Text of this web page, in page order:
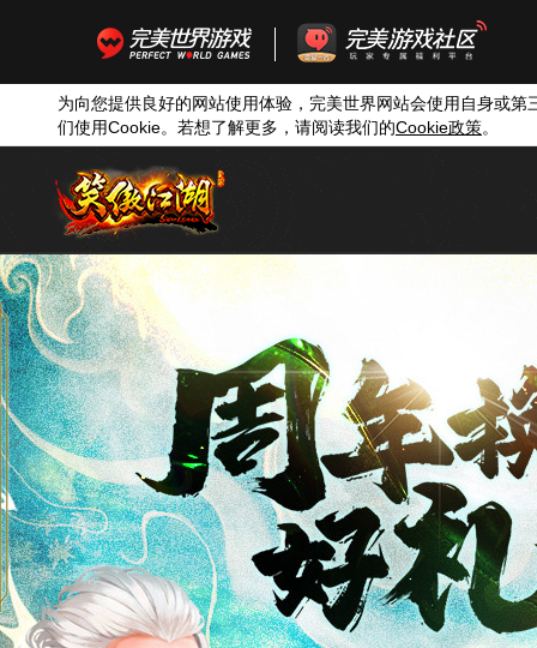
为向您提供良好的网站使用体验，完美世界网站会使用自身或第
们使用Cookie。若想了解更多，请阅读我们的Cookie政策。